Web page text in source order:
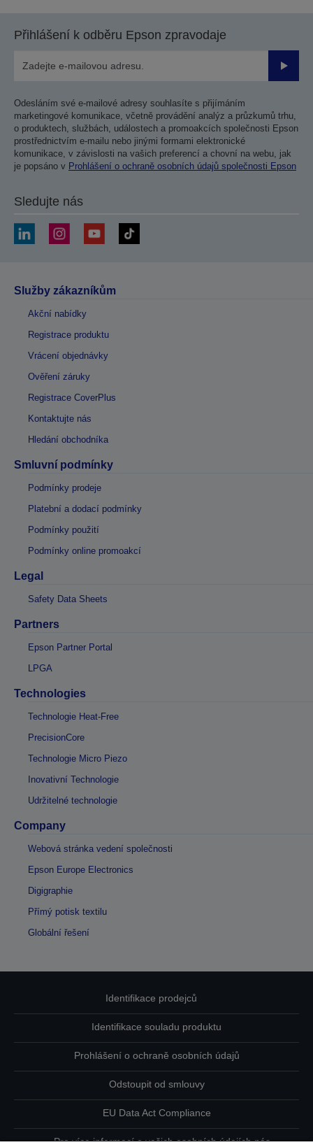
Přihlášení k odběru Epson zpravodaje
Odesláním své e-mailové adresy souhlasíte s přijímáním
marketingové komunikace, včetně provádění analýz a průzkumů trhu,
o produktech, službách, událostech a promoakcích společnosti Epson
prostřednictvím e-mailu nebo jinými formami elektronické
komunikace, v závislosti na vašich preferencí a chovní na webu, jak
je popsáno v Prohlášení o ochraně osobních údajů společnosti Epson
Sledujte nás
Služby zákazníkům
Akční nabídky
Registrace produktu
Vrácení objednávky
Ověření záruky
Registrace CoverPlus
Kontaktujte nás
Hledání obchodníka
Smluvní podmínky
Podmínky prodeje
Platební a dodací podmínky
Podmínky použití
Podmínky online promoakcí
Legal
Safety Data Sheets
Partners
Epson Partner Portal
LPGA
Technologies
Technologie Heat-Free
PrecisionCore
Technologie Micro Piezo
Inovativní Technologie
Udržitelné technologie
Company
Webová stránka vedení společnosti
Epson Europe Electronics
Digigraphie
Přímý potisk textilu
Globální řešení
Identifikace prodejců
Identifikace souladu produktu
Prohlášení o ochraně osobních údajů
Odstoupit od smlouvy
EU Data Act Compliance
Pro více informací o vašich osobních údajích nás